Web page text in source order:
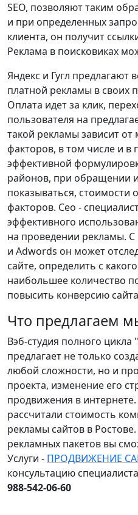
SEO, позволяют таким
и при определенных
клиента, он получит
Реклама в поисковиках
Яндекс и Гугл предлагают
платной рекламы в своих
Оплата идет за клик,
пользователя на
такой рекламы зависит
факторов, в том числе и в
эффективной
районов, при обращении
показываться, стоимости
факторов. Сео -
эффективного
на проведении рекламы.
и Adwords он может
сайте, определить с
наибольшее количество
повысить конверсию
Что предлагаем
Вэб-студия полного
предлагает не только
любой сложности, но и
проекта, изменение его
продвижения в
рассчитали стоимость
рекламы сайтов в
рекламных пакетов вы
Услуги - ПРОДВИЖЕНИЕ
консультацию
988-542-06-60